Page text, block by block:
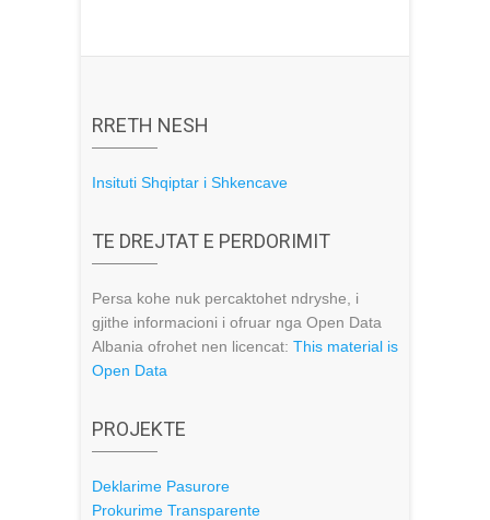
RRETH NESH
Insituti Shqiptar i Shkencave
TE DREJTAT E PERDORIMIT
Persa kohe nuk percaktohet ndryshe, i
gjithe informacioni i ofruar nga Open Data
Albania ofrohet nen licencat: This material is
Open Data
PROJEKTE
Deklarime Pasurore
Prokurime Transparente